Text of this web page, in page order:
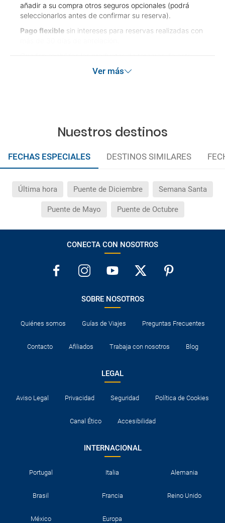
añadir a su compra otros seguros opcionales (podrá
seleccionarlos antes de confirmar su reserva).
Pago flexible sin intereses para reservas realizadas con
Ver más
Nuestros destinos
FECHAS ESPECIALES DESTINOS SIMILARES
Última hora Puente de Diciembre Semana Santa
Puente de Mayo Puente de Octubre
CONECTA CON NOSOTROS
SOBRE NOSOTROS
Quiénes somos Guías de Viajes Preguntas Frecuentes
Contacto Afiliados Trabaja con nosotros Blog
LEGAL
Aviso Legal Privacidad Seguridad Política de Cookies
Canal Ético Accesibilidad
INTERNACIONAL
Portugal Italia Alemania
Brasil Francia Reino Unido
México Europa